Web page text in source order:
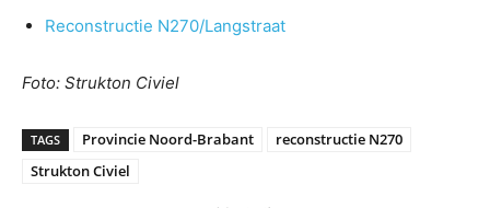
Reconstructie N270/Langstraat
Foto: Strukton Civiel
TAGS Provincie Noord-Brabant
reconstructie N270
Strukton Civiel